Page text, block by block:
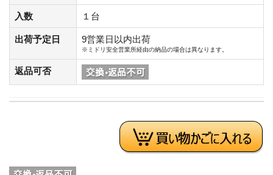
入数 １台
出荷予定日 9営業日以内出荷
※ミドリ安全営業所経由の納品の場合は異なります。
返品可否